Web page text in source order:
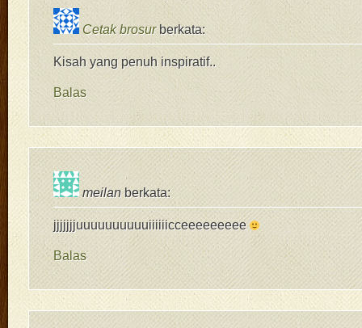
Cetak brosur berkata:
Kisah yang penuh inspiratif..
Balas
meilan berkata:
jjjjjjjuuuuuuuuuuiiiiiicceeeeeeeee
Balas